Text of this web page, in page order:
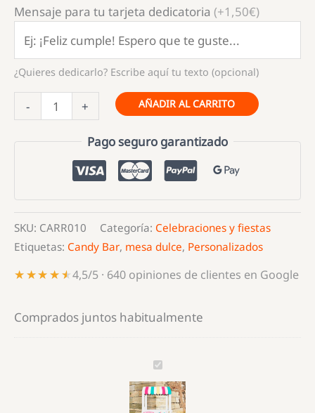
Mensaje para tu tarjeta dedicatoria (+1,50€)
¿Quieres dedicarlo? Escribe aquí tu texto (opcional)
-
Candy
Bar
+ AÑADIR AL CARRITO
Pago seguro garantizado
SKU: CARR010 Categoría: Celebraciones y fiestas
Etiquetas: Candy Bar, mesa dulce, Personalizados
★★★★★
★★★★★4,5/5 · 640 opiniones de clientes en Google
Comprados juntos habitualmente
Carrito
Candy
Bar